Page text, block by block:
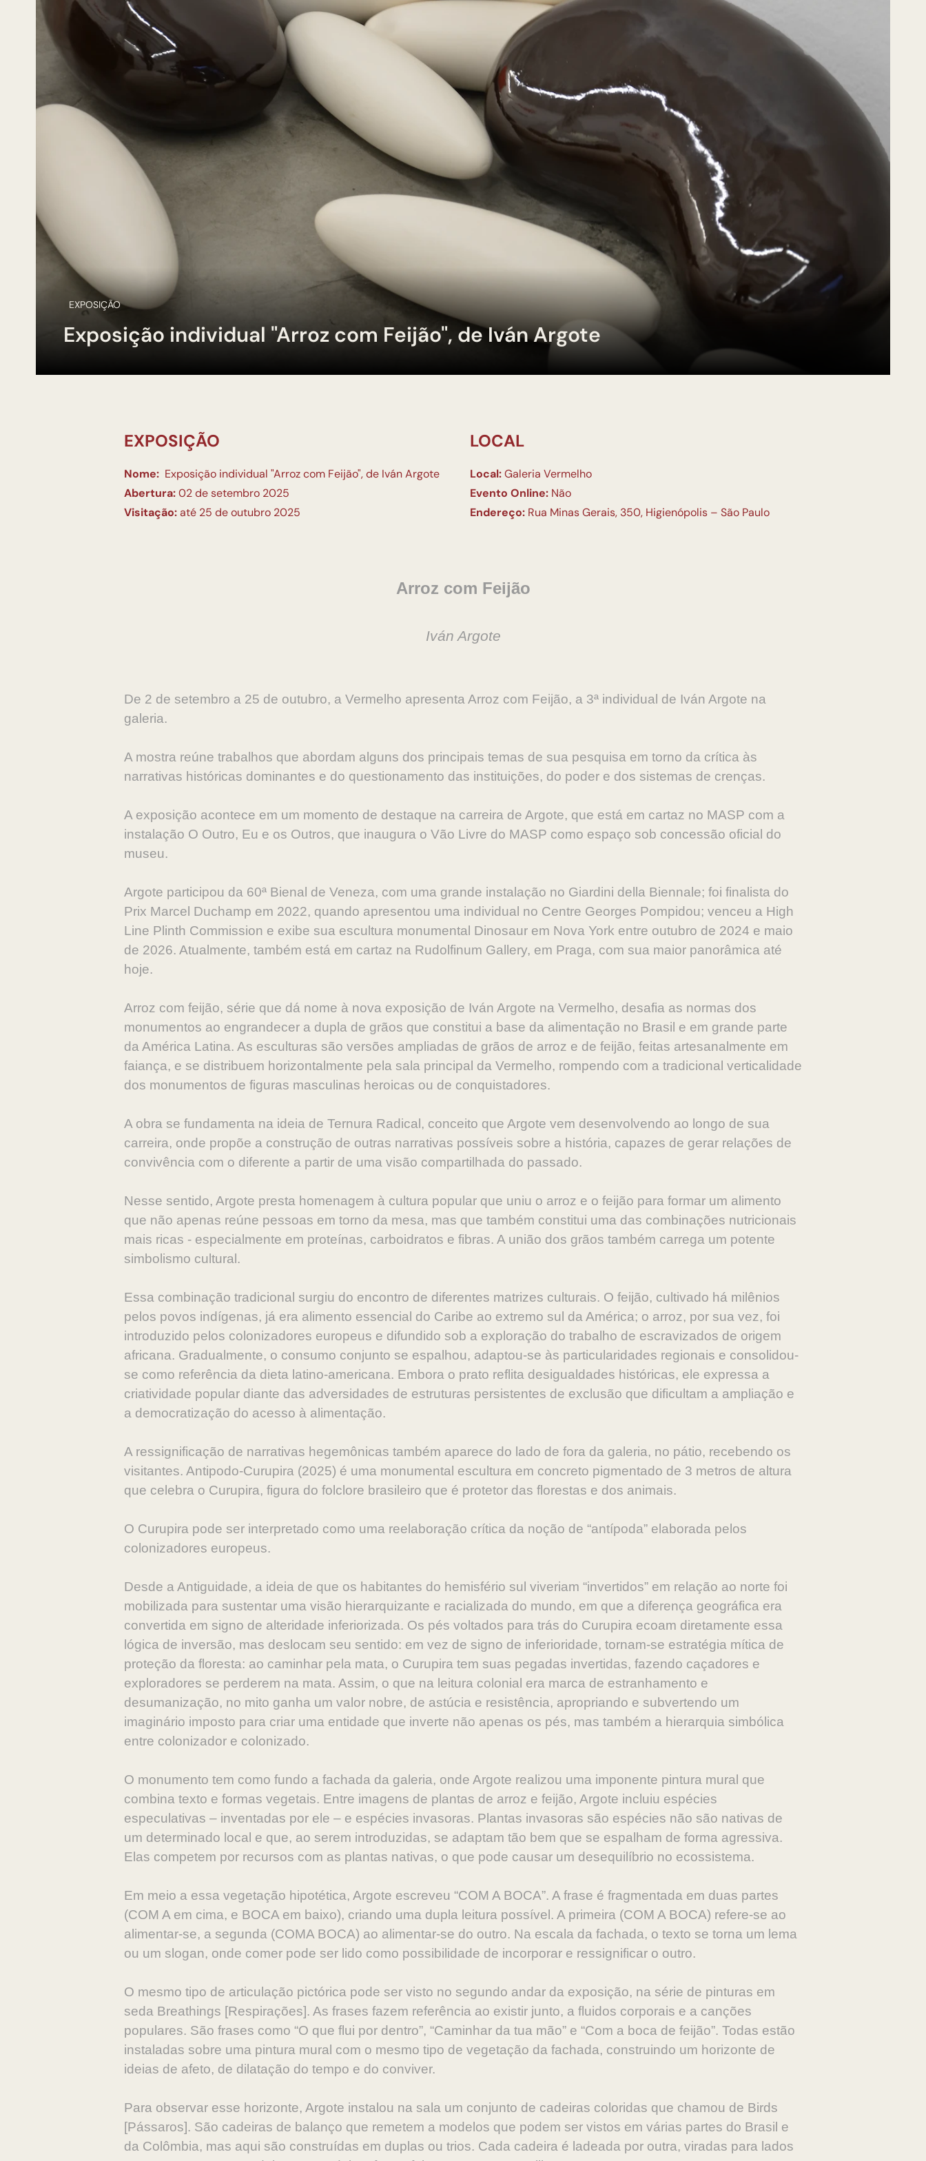
EXPOSIÇÃO
Exposição individual "Arroz com Feijão", de Iván Argote
EXPOSIÇÃO
Nome: Exposição individual "Arroz com Feijão", de Iván Argote
Abertura:02 de setembro 2025
Visitação:até 25 de outubro 2025
LOCAL
Local:Galeria Vermelho
Evento Online: Não
Endereço: Rua Minas Gerais, 350, Higienópolis – São Paulo
Arroz com Feijão
Iván Argote
De 2 de setembro a 25 de outubro, a Vermelho apresenta Arroz com Feijão, a 3ª individual de Iván Argote na
galeria.
A mostra reúne trabalhos que abordam alguns dos principais temas de sua pesquisa em torno da crítica às
narrativas históricas dominantes e do questionamento das instituições, do poder e dos sistemas de crenças.
A exposição acontece em um momento de destaque na carreira de Argote, que está em cartaz no MASP com a
instalação O Outro, Eu e os Outros, que inaugura o Vão Livre do MASP como espaço sob concessão oficial do
museu.
Argote participou da 60ª Bienal de Veneza, com uma grande instalação no Giardini della Biennale; foi finalista do
Prix Marcel Duchamp em 2022, quando apresentou uma individual no Centre Georges Pompidou; venceu a High
Line Plinth Commission e exibe sua escultura monumental Dinosaur em Nova York entre outubro de 2024 e maio
de 2026. Atualmente, também está em cartaz na Rudolfinum Gallery, em Praga, com sua maior panorâmica até
hoje.
Arroz com feijão, série que dá nome à nova exposição de Iván Argote na Vermelho, desafia as normas dos
monumentos ao engrandecer a dupla de grãos que constitui a base da alimentação no Brasil e em grande parte
da América Latina. As esculturas são versões ampliadas de grãos de arroz e de feijão, feitas artesanalmente em
faiança, e se distribuem horizontalmente pela sala principal da Vermelho, rompendo com a tradicional verticalidade
dos monumentos de figuras masculinas heroicas ou de conquistadores.
A obra se fundamenta na ideia de Ternura Radical, conceito que Argote vem desenvolvendo ao longo de sua
carreira, onde propõe a construção de outras narrativas possíveis sobre a história, capazes de gerar relações de
convivência com o diferente a partir de uma visão compartilhada do passado.
Nesse sentido, Argote presta homenagem à cultura popular que uniu o arroz e o feijão para formar um alimento
que não apenas reúne pessoas em torno da mesa, mas que também constitui uma das combinações nutricionais
mais ricas - especialmente em proteínas, carboidratos e fibras. A união dos grãos também carrega um potente
simbolismo cultural.
Essa combinação tradicional surgiu do encontro de diferentes matrizes culturais. O feijão, cultivado há milênios
pelos povos indígenas, já era alimento essencial do Caribe ao extremo sul da América; o arroz, por sua vez, foi
introduzido pelos colonizadores europeus e difundido sob a exploração do trabalho de escravizados de origem
africana. Gradualmente, o consumo conjunto se espalhou, adaptou-se às particularidades regionais e consolidou-
se como referência da dieta latino-americana. Embora o prato reflita desigualdades históricas, ele expressa a
criatividade popular diante das adversidades de estruturas persistentes de exclusão que dificultam a ampliação e
a democratização do acesso à alimentação.
A ressignificação de narrativas hegemônicas também aparece do lado de fora da galeria, no pátio, recebendo os
visitantes. Antipodo-Curupira (2025) é uma monumental escultura em concreto pigmentado de 3 metros de altura
que celebra o Curupira, figura do folclore brasileiro que é protetor das florestas e dos animais.
O Curupira pode ser interpretado como uma reelaboração crítica da noção de “antípoda” elaborada pelos
colonizadores europeus.
Desde a Antiguidade, a ideia de que os habitantes do hemisfério sul viveriam “invertidos” em relação ao norte foi
mobilizada para sustentar uma visão hierarquizante e racializada do mundo, em que a diferença geográfica era
convertida em signo de alteridade inferiorizada. Os pés voltados para trás do Curupira ecoam diretamente essa
lógica de inversão, mas deslocam seu sentido: em vez de signo de inferioridade, tornam-se estratégia mítica de
proteção da floresta: ao caminhar pela mata, o Curupira tem suas pegadas invertidas, fazendo caçadores e
exploradores se perderem na mata. Assim, o que na leitura colonial era marca de estranhamento e
desumanização, no mito ganha um valor nobre, de astúcia e resistência, apropriando e subvertendo um
imaginário imposto para criar uma entidade que inverte não apenas os pés, mas também a hierarquia simbólica
entre colonizador e colonizado.
O monumento tem como fundo a fachada da galeria, onde Argote realizou uma imponente pintura mural que
combina texto e formas vegetais. Entre imagens de plantas de arroz e feijão, Argote incluiu espécies
especulativas – inventadas por ele – e espécies invasoras. Plantas invasoras são espécies não são nativas de
um determinado local e que, ao serem introduzidas, se adaptam tão bem que se espalham de forma agressiva.
Elas competem por recursos com as plantas nativas, o que pode causar um desequilíbrio no ecossistema.
Em meio a essa vegetação hipotética, Argote escreveu “COM A BOCA”. A frase é fragmentada em duas partes
(COM A em cima, e BOCA em baixo), criando uma dupla leitura possível. A primeira (COM A BOCA) refere-se ao
alimentar-se, a segunda (COMA BOCA) ao alimentar-se do outro. Na escala da fachada, o texto se torna um lema
ou um slogan, onde comer pode ser lido como possibilidade de incorporar e ressignificar o outro.
O mesmo tipo de articulação pictórica pode ser visto no segundo andar da exposição, na série de pinturas em
seda Breathings [Respirações]. As frases fazem referência ao existir junto, a fluidos corporais e a canções
populares. São frases como “O que flui por dentro”, “Caminhar da tua mão” e “Com a boca de feijão”. Todas estão
instaladas sobre uma pintura mural com o mesmo tipo de vegetação da fachada, construindo um horizonte de
ideias de afeto, de dilatação do tempo e do conviver.
Para observar esse horizonte, Argote instalou na sala um conjunto de cadeiras coloridas que chamou de Birds
[Pássaros]. São cadeiras de balanço que remetem a modelos que podem ser vistos em várias partes do Brasil e
da Colômbia, mas aqui são construídas em duplas ou trios. Cada cadeira é ladeada por outra, viradas para lados